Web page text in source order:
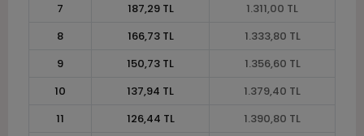
7 187,29 TL
1.311,00 TL
8
166,73 TL
1.333,80 TL
9
150,73 TL
1.356,60 TL
10
137,94 TL
1.379,40 TL
11
126,44 TL
1.390,80 TL